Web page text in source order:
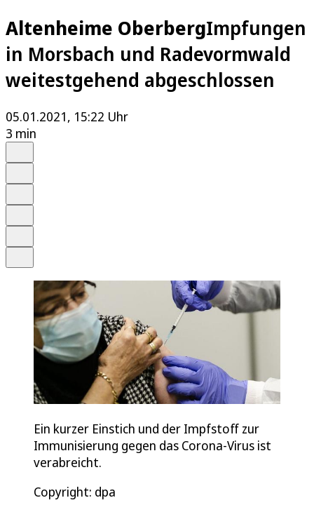
Altenheime OberbergImpfungen
in Morsbach und Radevormwald
weitestgehend abgeschlossen
05.01.2021, 15:22 Uhr
3 min
Ein kurzer Einstich und der Impfstoff zur
Immunisierung gegen das Corona-Virus ist
verabreicht.
Copyright: dpa